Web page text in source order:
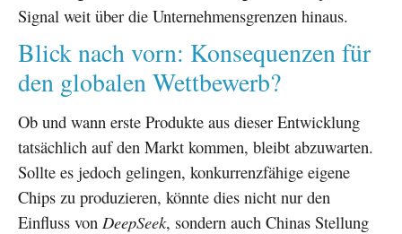
Signal weit über die Unternehmensgrenzen hinaus.
Blick nach vorn: Konsequenzen für
den globalen Wettbewerb?
Ob und wann erste Produkte aus dieser Entwicklung
tatsächlich auf den Markt kommen, bleibt abzuwarten.
Sollte es jedoch gelingen, konkurrenzfähige eigene
Chips zu produzieren, könnte dies nicht nur den
Einfluss von DeepSeek, sondern auch Chinas Stellung